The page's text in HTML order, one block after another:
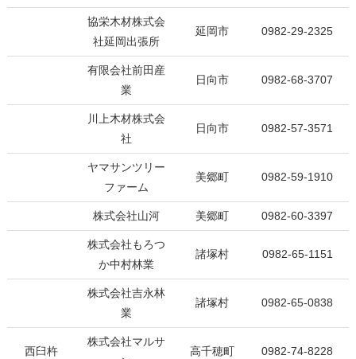
協栄木材株式会
社延岡出張所
延岡市 0982-29-2325
有限会社前田産
業
日向市 0982-68-3707
川上木材株式会
社
日向市 0982-57-3571
ヤマサンツリー
ファーム
美郷町 0982-59-1910
株式会社山河 美郷町 0982-60-3397
株式会社もろつ
か中村林業
諸塚村 0982-65-1151
株式会社吉永林
業
諸塚村 0982-65-0838
西臼杵
株式会社マルサ
高千穂町 0982-74-8228